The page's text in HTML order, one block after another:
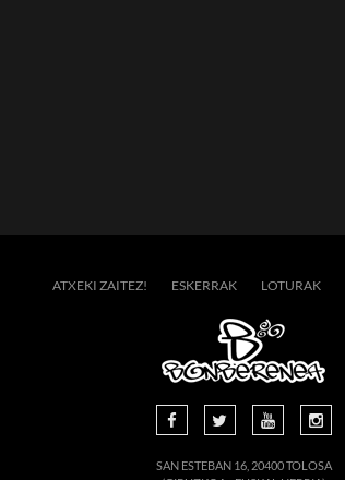
ATXEKI ZAITEZ! ESKERRAK LOTURAK
SAN ESTEBAN 16, 20400 TOLOSA